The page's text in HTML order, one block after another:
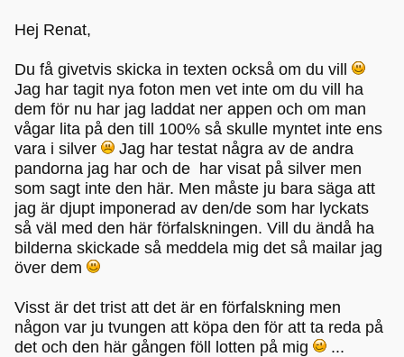
Hej Renat,
Du få givetvis skicka in texten också om du vill
Jag har tagit nya foton men vet inte om du vill ha
dem för nu har jag laddat ner appen och om man
vågar lita på den till 100% så skulle myntet inte ens
vara i silver
Jag har testat några av de andra
pandorna jag har och de har visat på silver men
som sagt inte den här. Men måste ju bara säga att
jag är djupt imponerad av den/de som har lyckats
så väl med den här förfalskningen. Vill du ändå ha
bilderna skickade så meddela mig det så mailar jag
över dem
Visst är det trist att det är en förfalskning men
någon var ju tvungen att köpa den för att ta reda på
det och den här gången föll lotten på mig
...